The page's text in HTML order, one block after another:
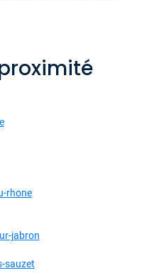
rhone
jabron
sauzet